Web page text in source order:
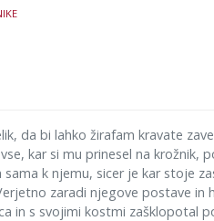
da bi lahko žirafam kravate
kar si mu prinesel na krožnik,
k njemu, sicer je kar stoje
zaradi njegove postave in
in s svojimi kostmi zašklopotal